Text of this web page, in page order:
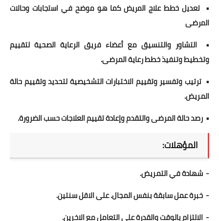
• تعدﯾل ﺧطط ﻋﻼج اﻟﻣرﯾض ﮐﻣﺎ ھو ﻣوﺿﺢ ﻓﻲ اﺳﺗﺟﺎﺑﺎت وحالات
اﻟﻣرﺿﯽ
• التشاور والتنسيق مع أعضاء فريق الرعاية الصحية لتقييم
وتخطيط وتنفيذ خطط رعاية المرضى.
• ترتيب وتفسير وتقييم الاختبارات التشخيصية لتحديد وتقييم حالة
المريض.
• رصد حالة المرضى والتقدم وإعادة تقييم العلاجات حسب الضرورة.
المؤهلات:
- شهادة في التمريض.
- خبرة عمل سابقة بنفس المجال. على الاقل سنتين.
- الالتزام بالوقت والقدرة على التعامل مع الاخرين.